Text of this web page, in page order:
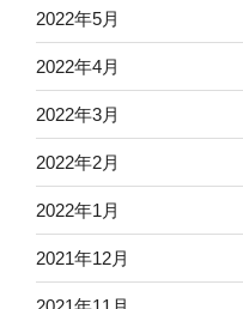
2022年5月
2022年4月
2022年3月
2022年2月
2022年1月
2021年12月